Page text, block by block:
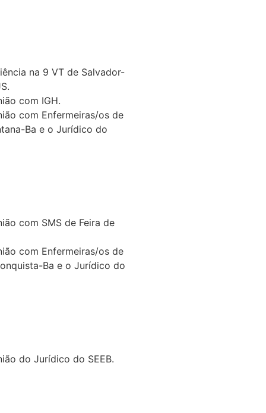
na 9 VT de Salvador-
com IGH.
com Enfermeiras/os de
Ba e o Jurídico do
com SMS de Feira de
com Enfermeiras/os de
Ba e o Jurídico do
do Jurídico do SEEB.